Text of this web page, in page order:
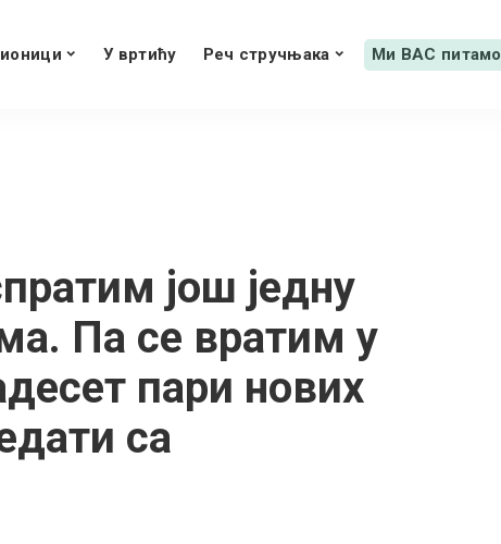
У вртићу Реч стручњака Ми ВАС питамо
још једну
Па се вратим у
пари нових
са